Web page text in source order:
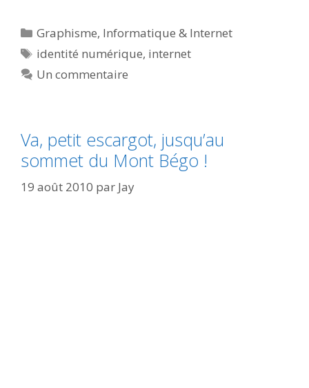
Catégories
Graphisme, Informatique & Internet
Étiquettes
identité numérique, internet
Un commentaire
Va, petit escargot, jusqu’au
sommet du Mont Bégo !
19 août 2010 par Jay